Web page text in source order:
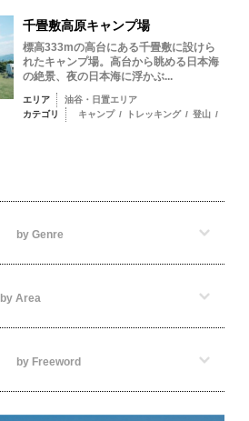
千畳敷高原キャンプ場
標高333mの高台にある千畳敷に設けら
れたキャンプ場。高台から眺める日本海
の絶景、夜の日本海に浮かぶ...
エリア
油谷・日置エリア
カテゴリ
キャンプ / トレッキング / 登山 /
by Genre
by Area
by Freeword